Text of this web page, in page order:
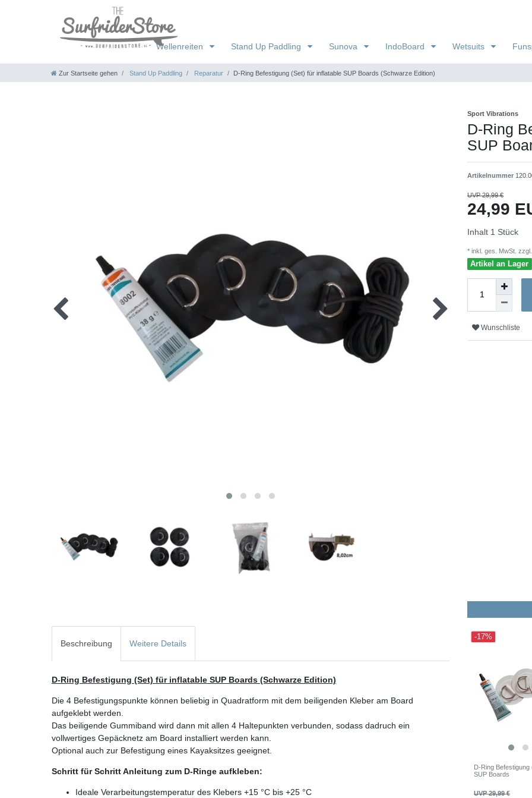
Wellenreiten Stand Up Paddling Sunova IndoBoard Wetsuits
Zur Startseite gehen Stand Up Paddling Reparatur D-Ring Befestigung (Set) für inflatable SUP Boards (Schwarze Edition)
Sport Vibrations
D-Ring
SUP
Artikelnummer
UVP 29,99 €
24,99
Inhalt 1 Stück
* inkl. ges. MwSt. zzgl.
Artikel an Lager
Wunschliste
Beschreibung Weitere Details
D-Ring Befestigung (Set) für inflatable SUP Boards (Schwarze Edition)
Die 4 Befestigungspunkte können beliebig in Quadratform mit dem beiligenden Kleber am Board
aufgeklebt werden.
Das beiligende Gummiband wird dann mit allen 4 Haltepunkten verbunden, sodass dadruch ein
vollwertiges Gepäcknetz am Board installiert werden kann.
Optional auch zur Befestigung eines Kayaksitzes geeignet.
Schritt für Schritt Anleitung zum D-Ringe aufkleben:
Ideale Verarbeitungstemperatur des Klebers +15 °C bis +25 °C
-17%
D-Ring Befestigung
SUP Boards
UVP 29,99 €